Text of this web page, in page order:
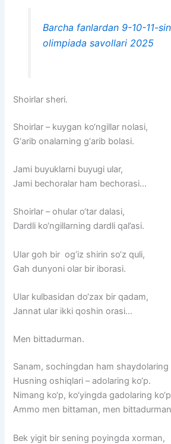
Barcha fanlardan 9-10-11-
olimpiada savollari 2025
Shoirlar sheri.
Shoirlar – kuygan ko‘ngillar nolasi,
G‘arib onalarning g‘arib bolasi.
Jami buyuklarni buyugi ular,
Jami bechoralar ham bechorasi…
Shoirlar – ohular o‘tar dalasi,
Dardli ko‘ngillarning dardli qal’asi.
Ular goh bir og‘iz shirin so‘z quli,
Gah dunyoni olar bir iborasi.
Ular kulbasidan do‘zax bir qadam,
Jannat ular ikki qoshin orasi…
Men bittadurman.
Sanam, sochingdan ham shaydolaring
Husning oshiqlari – adolaring ko‘p.
Nimang ko‘p, ko‘yingda gadolaring
Ammo men bittaman, men
Bek yigit bir sening poyingda xorman,